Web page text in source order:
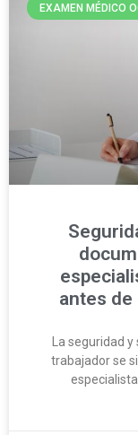
EXAMEN MÉDICO
antes de
La seguridad
trabajador se